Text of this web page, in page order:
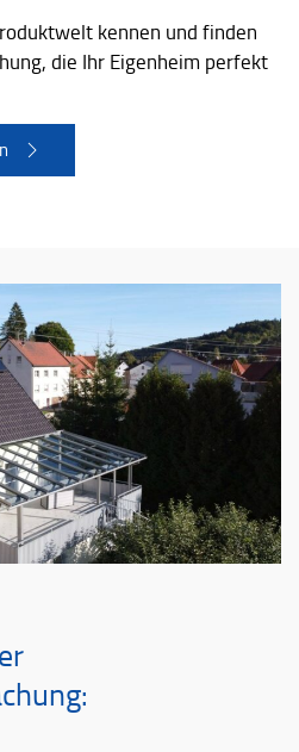
kennen und finden
die Ihr Eigenheim perfekt